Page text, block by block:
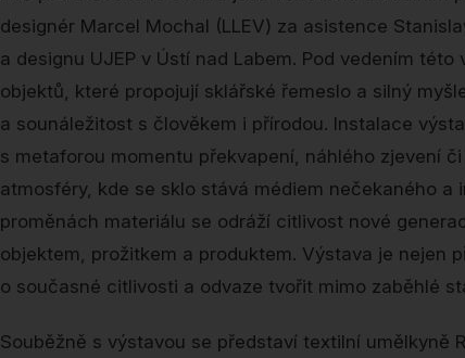
designér Marcel Mochal (LLEV) za asistence
a designu UJEP v Ústí nad Labem. Pod vedením
objektů, které propojují sklářské řemeslo a silný
a sounáležitost s člověkem i přírodou. Instalace
s metaforou momentu překvapení, náhlého zjevení
atmosféry, kde se sklo stává médiem nečekaného
proměnách materiálu se odráží citlivost nové
objektem, prožitkem a produktem. Výstava je nejen
o současné citlivosti a odvaze tvořit mimo zaběhlé
Souběžně s výstavou se představí textilní umělkyně